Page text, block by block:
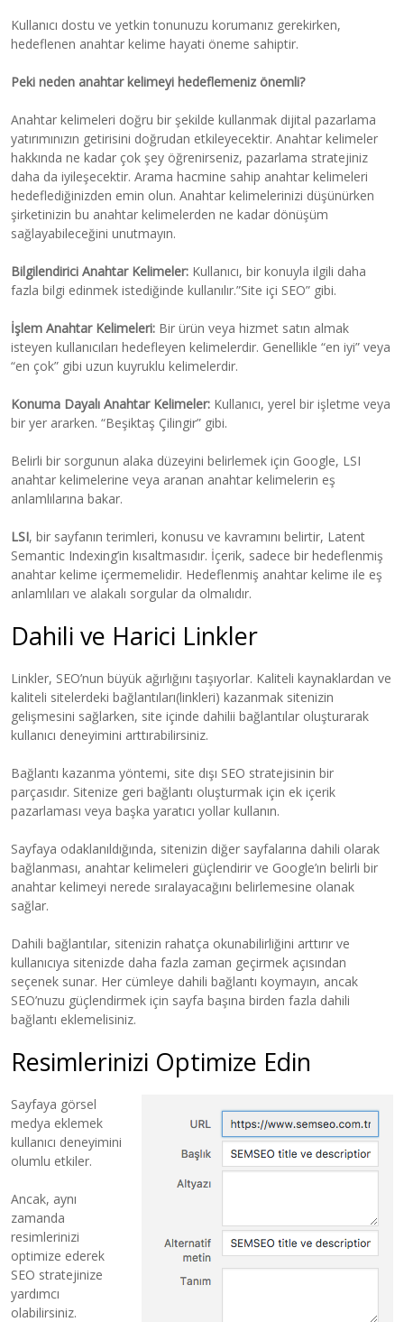
Kullanıcı dostu ve yetkin tonunuzu korumanız gerekirken,
hedeflenen anahtar kelime hayati öneme sahiptir.
Peki neden anahtar kelimeyi hedeflemeniz önemli?
Anahtar kelimeleri doğru bir şekilde kullanmak dijital pazarlama
yatırımınızın getirisini doğrudan etkileyecektir. Anahtar kelimeler
hakkında ne kadar çok şey öğrenirseniz, pazarlama stratejiniz
daha da iyileşecektir. Arama hacmine sahip anahtar kelimeleri
hedeflediğinizden emin olun. Anahtar kelimelerinizi düşünürken
şirketinizin bu anahtar kelimelerden ne kadar dönüşüm
sağlayabileceğini unutmayın.
Bilgilendirici Anahtar Kelimeler: Kullanıcı, bir konuyla ilgili daha
fazla bilgi edinmek istediğinde kullanılır.”Site içi SEO” gibi.
İşlem Anahtar Kelimeleri: Bir ürün veya hizmet satın almak
isteyen kullanıcıları hedefleyen kelimelerdir. Genellikle “en iyi” veya
“en çok” gibi uzun kuyruklu kelimelerdir.
Konuma Dayalı Anahtar Kelimeler: Kullanıcı, yerel bir işletme veya
bir yer ararken. “Beşiktaş Çilingir” gibi.
Belirli bir sorgunun alaka düzeyini belirlemek için Google, LSI
anahtar kelimelerine veya aranan anahtar kelimelerin eş
anlamlılarına bakar.
LSI, bir sayfanın terimleri, konusu ve kavramını belirtir, Latent
Semantic Indexing’in kısaltmasıdır. İçerik, sadece bir hedeflenmiş
anahtar kelime içermemelidir. Hedeflenmiş anahtar kelime ile eş
anlamlıları ve alakalı sorgular da olmalıdır.
Dahili ve Harici Linkler
Linkler, SEO’nun büyük ağırlığını taşıyorlar. Kaliteli kaynaklardan ve
kaliteli sitelerdeki bağlantıları(linkleri) kazanmak sitenizin
gelişmesini sağlarken, site içinde dahilii bağlantılar oluşturarak
kullanıcı deneyimini arttırabilirsiniz.
Bağlantı kazanma yöntemi, site dışı SEO stratejisinin bir
parçasıdır. Sitenize geri bağlantı oluşturmak için ek içerik
pazarlaması veya başka yaratıcı yollar kullanın.
Sayfaya odaklanıldığında, sitenizin diğer sayfalarına dahili olarak
bağlanması, anahtar kelimeleri güçlendirir ve Google’ın belirli bir
anahtar kelimeyi nerede sıralayacağını belirlemesine olanak
sağlar.
Dahili bağlantılar, sitenizin rahatça okunabilirliğini arttırır ve
kullanıcıya sitenizde daha fazla zaman geçirmek açısından
seçenek sunar. Her cümleye dahili bağlantı koymayın, ancak
SEO’nuzu güçlendirmek için sayfa başına birden fazla dahili
bağlantı eklemelisiniz.
Resimlerinizi Optimize Edin
Sayfaya görsel
medya eklemek
kullanıcı deneyimini
olumlu etkiler.
Ancak, aynı
zamanda
resimlerinizi
optimize ederek
SEO stratejinize
yardımcı
olabilirsiniz.